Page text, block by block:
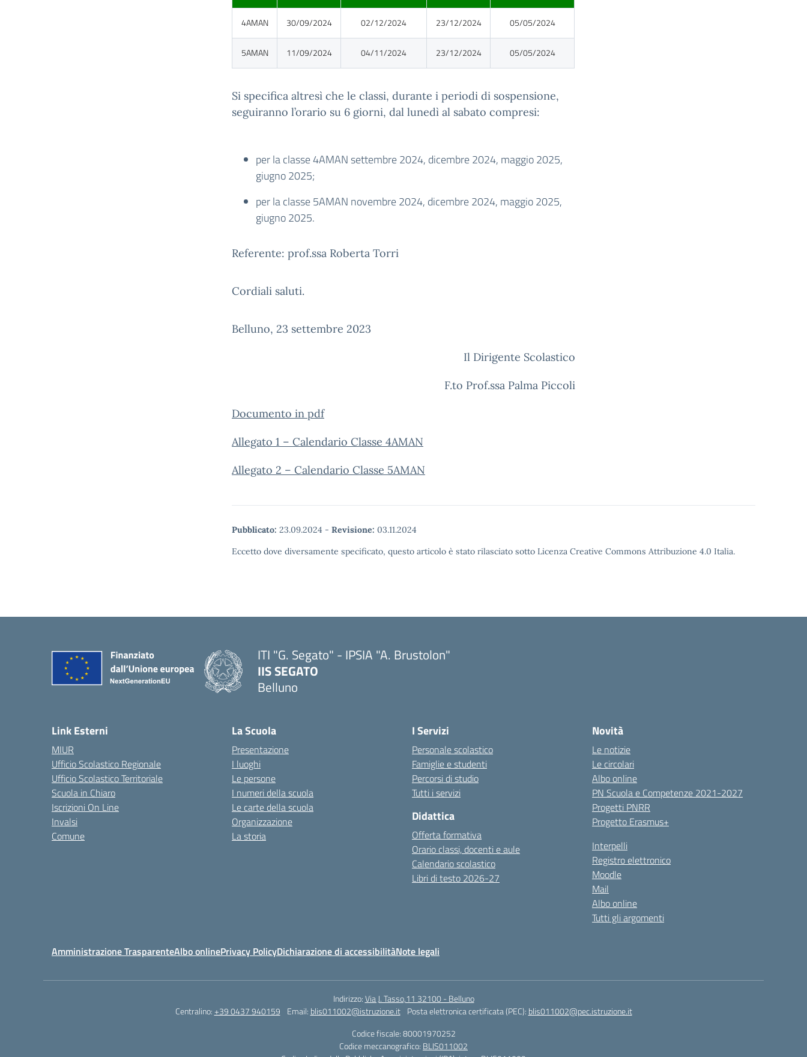
4AMAN 30/09/2024 02/12/2024 23/12/2024 05/05/2024
5AMAN 11/09/2024 04/11/2024 23/12/2024 05/05/2024
Si specifica altresì che le classi, durante i periodi di sospensione,
seguiranno l’orario su 6 giorni, dal lunedì al sabato compresi:
per la classe 4AMAN settembre 2024, dicembre 2024, maggio 2025,
giugno 2025;
per la classe 5AMAN novembre 2024, dicembre 2024, maggio 2025,
giugno 2025.
Referente: prof.ssa Roberta Torri
Cordiali saluti.
Belluno, 23 settembre 2023
Il Dirigente Scolastico
F.to Prof.ssa Palma Piccoli
Documento in pdf
Allegato 1 – Calendario Classe 4AMAN
Allegato 2 – Calendario Classe 5AMAN
Pubblicato: 23.09.2024 - Revisione: 03.11.2024
Eccetto dove diversamente specificato, questo articolo è stato rilasciato sotto Licenza Creative Commons Attribuzione 4.0 Italia.
ITI "G. Segato" - IPSIA "A. Brustolon"
IIS SEGATO
Belluno
Link Esterni
MIUR
Ufficio Scolastico Regionale
Ufficio Scolastico Territoriale
Scuola in Chiaro
Iscrizioni On Line
Invalsi
Comune
La Scuola
Presentazione
I luoghi
Le persone
I numeri della scuola
Le carte della scuola
Organizzazione
La storia
I Servizi
Personale scolastico
Famiglie e studenti
Percorsi di studio
Tutti i servizi
Didattica
Offerta formativa
Orario classi, docenti e aule
Calendario scolastico
Libri di testo 2026-27
Novità
Le notizie
Le circolari
Albo online
PN Scuola e Competenze 2021-2027
Progetti PNRR
Progetto Erasmus+
Interpelli
Registro elettronico
Moodle
Mail
Albo online
Tutti gli argomenti
Amministrazione TrasparenteAlbo onlinePrivacy PolicyDichiarazione di accessibilitàNote legali
Indirizzo:Via J. Tasso,11 32100 - Belluno
Centralino:+39 0437 940159 Email: blis011002@istruzione.it Posta elettronica certificata (PEC): blis011002@pec.istruzione.it
Codice fiscale: 80001970252
Codice meccanografico: BLIS011002